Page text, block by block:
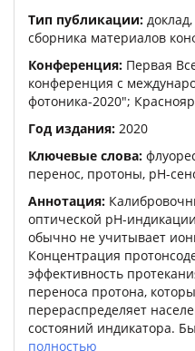
Тип публикации:
сборника материалов
Конференция: Первая
конференция с
фотоника-2020";
Год издания: 2020
Ключевые слова:
перенос, протоны, pH-
Аннотация:
оптической pH-
обычно не учитывает
Концентрация
эффективность
переноса протона,
перераспределяет
состояний индикатора.
полностью